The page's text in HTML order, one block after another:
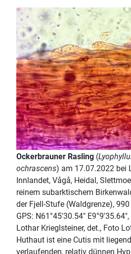
Ockerbrauner Rasling (
ochrascens) am 17.07.2022 bei
Innlandet, Vågå, Heidal,
reinem subarktischem
der Fjell-Stufe (Waldgrenze), 990
GPS: N61°45'30.54"
Lothar Krieglsteiner, det., Foto
Huthaut ist eine Cutis mit
verlaufenden, relativ dünnen